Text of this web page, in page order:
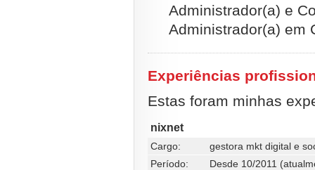
Administrador(a) e
Administrador(a) em
Experiências
Estas foram minhas
nixnet
Cargo:
gestora mkt digital e
Período:
Desde 10/2011